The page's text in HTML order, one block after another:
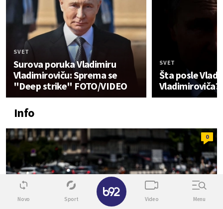
SVET
Surova poruka Vladimiru
Vladimiroviču: Sprema se
"Deep strike" FOTO/VIDEO
SVET
Šta posle
Vladimiroviča?
Info
0
Novo Sport Video Menu
✕